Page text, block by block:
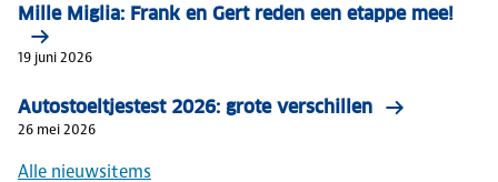
Mille Miglia: Frank en Gert reden een etappe mee!
19 juni 2026
Autostoeltjestest 2026: grote verschillen
26 mei 2026
Alle nieuwsitems